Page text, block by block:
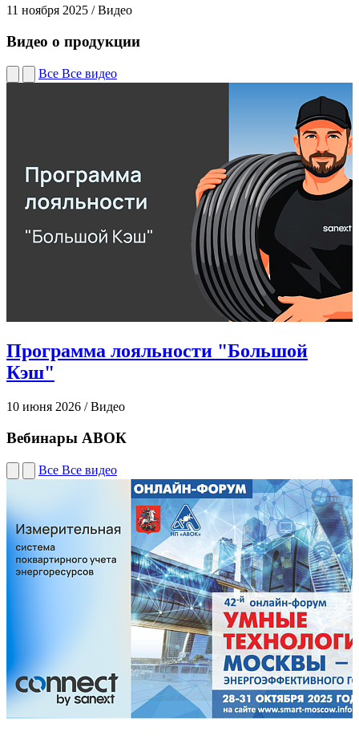
11 ноября 2025 / Видео
Видео о продукции
Все Все видео
Программа лояльности "Большой
Кэш"
10 июня 2026 / Видео
Вебинары АВОК
Все Все видео